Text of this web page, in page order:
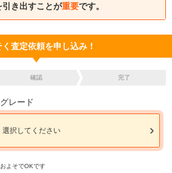
引き出すことが重要です。
く査定依頼を申し込み！
確認 完了
レード
選択してください
よそでOKです